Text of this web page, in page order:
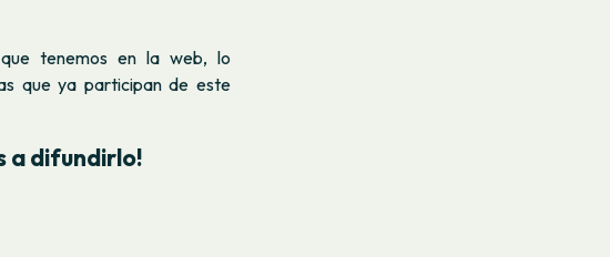
tenemos en la web, lo
que ya participan de este
a difundirlo!